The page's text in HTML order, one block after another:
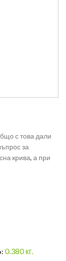
с това дали
за
крива, а при
0.380кг.